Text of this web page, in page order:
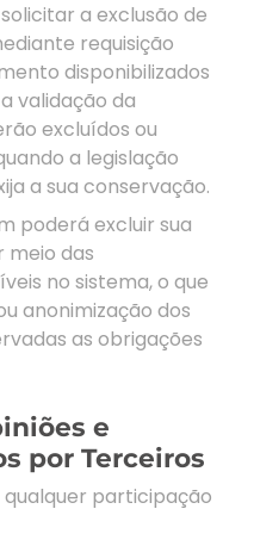
a exclusão de
requisição
disponibilizados
validação da
excluídos ou
a legislação
a sua conservação.
poderá excluir sua
das
no sistema, o que
anonimização dos
as obrigações
e
por Terceiros
participação